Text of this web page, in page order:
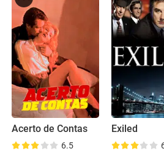
Acerto de Contas
6.5
Exiled